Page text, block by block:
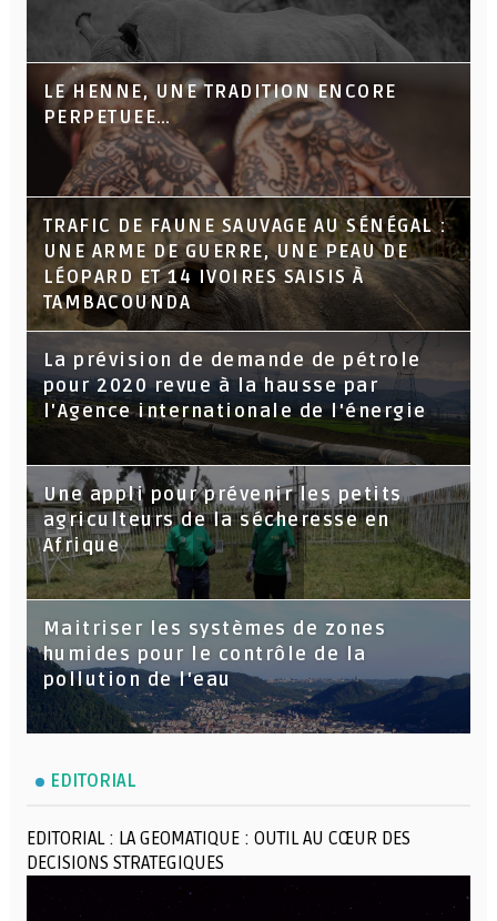
LE HENNE, UNE TRADITION ENCORE
PERPETUEE…
TRAFIC DE FAUNE SAUVAGE AU SÉNÉGAL :
UNE ARME DE GUERRE, UNE PEAU DE
LÉOPARD ET 14 IVOIRES SAISIS À
TAMBACOUNDA
La prévision de demande de pétrole
pour 2020 revue à la hausse par
l'Agence internationale de l'énergie
Une appli pour prévenir les petits
agriculteurs de la sécheresse en
Afrique
Maitriser les systèmes de zones
humides pour le contrôle de la
pollution de l'eau
EDITORIAL
EDITORIAL : LA GEOMATIQUE : OUTIL AU CŒUR DES
DECISIONS STRATEGIQUES